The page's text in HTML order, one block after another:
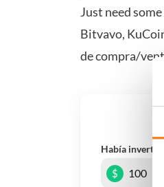
Just need
Bitvavo,
de compra/
Había invertido
$